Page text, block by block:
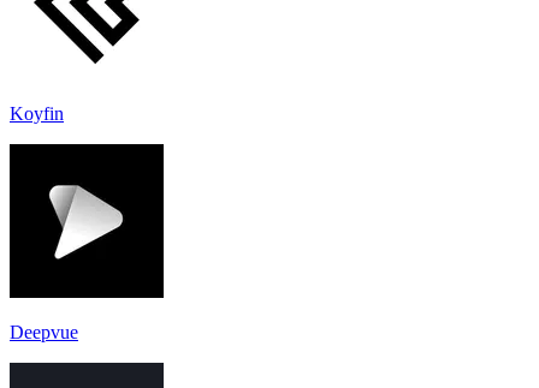
Koyfin
Deepvue